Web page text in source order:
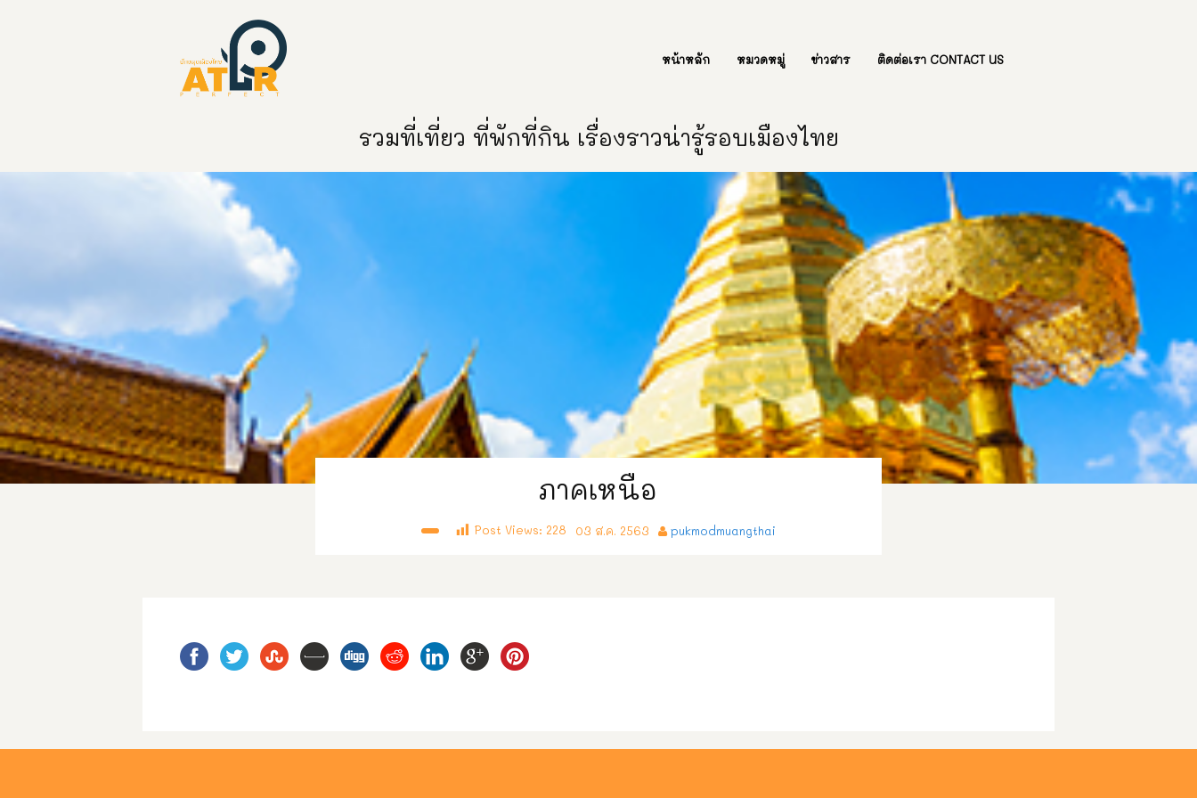
หน้าหลัก หมวดหมู่ ข่าวสาร ติดต่อเรา CONTACT US
รวมที่เที่ยว ที่พักที่กิน เรื่องราวน่ารู้รอบเมืองไทย
ภาคเหนือ
Post Views: 228 03 ส.ค. 2563 pukmodmuangthai